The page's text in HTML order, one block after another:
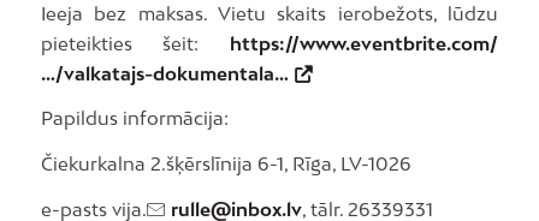
Ieeja bez maksas. Vietu skaits ierobežots, lūdzu
pieteikties šeit: https://www.eventbrite.com/
…/valkatajs-dokumentala…
Papildus informācija:
Čiekurkalna 2.šķērslīnija 6-1, Rīga, LV-1026
e-pasts vija. rulle@inbox.lv, tālr. 26339331